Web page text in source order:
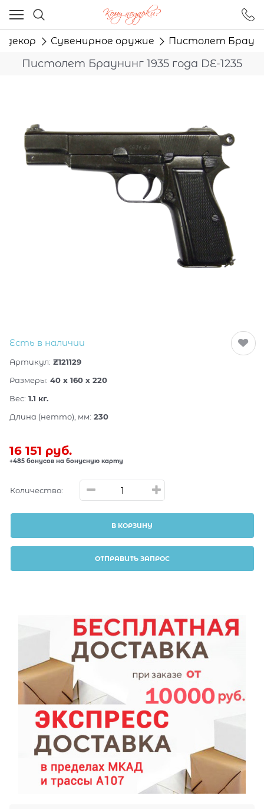
декор Сувенирное оружие Пистолет
Пистолет Браунинг 1935 года DE-1235
Есть в наличии
Артикул: Z121129
Размеры: 40 x 160 x 220
Вес: 1.1 кг.
Длина (нетто), мм: 230
16 151 руб.
+485 бонусов на бонусную карту
Количество:
В КОРЗИНУ
ОТПРАВИТЬ ЗАПРОС
Ваш город - Москва,
угадали?
ДА НЕТ